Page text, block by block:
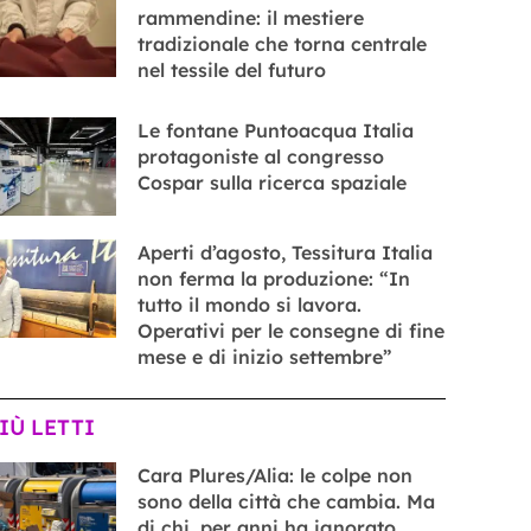
rammendine: il mestiere
tradizionale che torna centrale
nel tessile del futuro
Le fontane Puntoacqua Italia
protagoniste al congresso
Cospar sulla ricerca spaziale
Aperti d’agosto, Tessitura Italia
non ferma la produzione: “In
tutto il mondo si lavora.
Operativi per le consegne di fine
mese e di inizio settembre”
LETTI
Cara Plures/Alia: le colpe non
sono della città che cambia. Ma